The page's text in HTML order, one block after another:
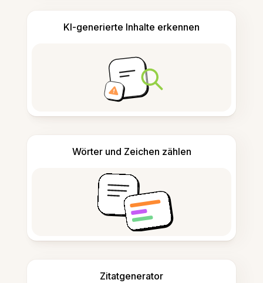
KI-generierte Inhalte erkennen
Wörter und Zeichen zählen
Zitatgenerator